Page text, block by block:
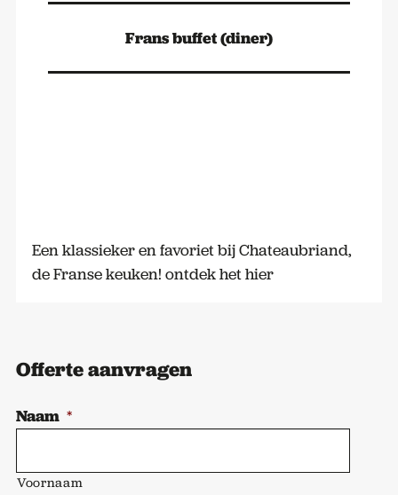
Frans buffet (diner)
Een klassieker en favoriet bij Chateaubriand,
de Franse keuken! ontdek het hier
Offerte aanvragen
Naam *
Voornaam